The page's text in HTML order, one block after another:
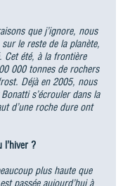
que j’ignore, nous
le reste de la planète,
Cet été, à la frontière
000 tonnes de rochers
Déjà en 2005, nous
s’écrouler dans la
d’une roche dure ont
l’hiver ?
plus haute que
passée aujourd’hui à